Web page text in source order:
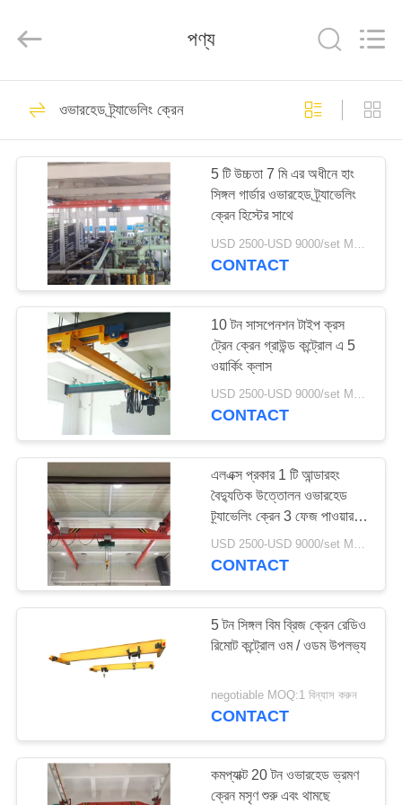
পণ্য
আমাদের
সম্পর্কে
কারখানা
ভ্রমণ
যোগাযোগ
উদ্ধৃতির
জন্য
PRIVACY
POLICY
Reserved.
ওভারহেড ট্র্যাভেলিং ক্রেন
ইউরোপীয় ওভারহেড ক্রেন
43
ওয়ার্কশপ ওভারহেড ক্রেন
পোর্টেবল গ্যান্ট্রি ক্রেন
পণ্য
ওভারহেড ট্র্যাভেলিং ক্রেন
5 টি উচ্চতা 7 মি এর অধীনে হাং
সিঙ্গল গার্ডার ওভারহেড ট্র্যাভেলিং
ক্রেন হিস্টের সাথে
USD 2500-USD 9000/set MOQ:1 সেট
CONTACT
10 টন সাসপেনশন টাইপ ক্রস
ট্রেন ক্রেন গ্রাউন্ড কন্ট্রোল এ 5
ওয়ার্কিং ক্লাস
USD 2500-USD 9000/set MOQ:1 সেট
CONTACT
এলএক্স প্রকার 1 টি আন্ডারহং
বৈদ্যুতিক উত্তোলন ওভারহেড
ট্র্যাভেলিং ক্রেন 3 ফেজ পাওয়ার
সাপ্লাই
USD 2500-USD 9000/set MOQ:1 সেট
CONTACT
5 টন সিঙ্গল বিম ব্রিজ ক্রেন রেডিও
রিমোট কন্ট্রোল ওম / ওডম উপলভ্য
negotiable MOQ:1 বিন্যাস করুন
CONTACT
কমপ্যাক্ট 20 টন ওভারহেড ভ্রমণ
ক্রেন মসৃণ শুরু এবং থামছে